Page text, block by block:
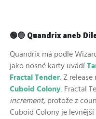
🟢🔵 Quandrix aneb
Quandrix má podle
jako nosné karty uvádí
Fractal Tender . Z
Cuboid Colony . Fractal
increment, protože z
Cuboid Colony je